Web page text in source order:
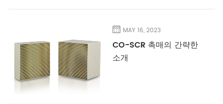
MAY 16, 2023
CO-SCR 촉매의 간략한
소개